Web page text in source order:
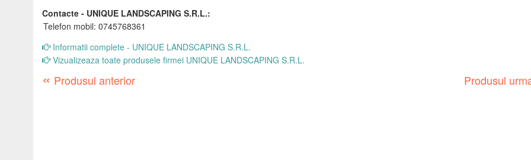
Contacte - UNIQUE LANDSCAPING S.R.L.:
Telefon mobil: 0745768361
Informatii complete - UNIQUE LANDSCAPING S.R.L.
Vizualizeaza toate produsele firmei UNIQUE LANDSCAPING S.R.L.
« Produsul anterior Produsul